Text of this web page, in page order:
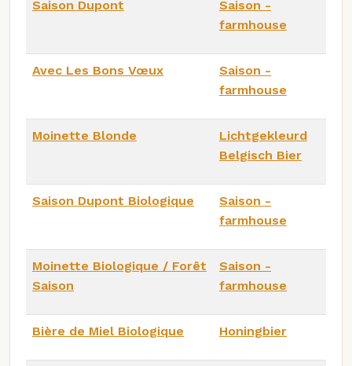
Saison Dupont
Saison -
farmhouse
Avec Les Bons Vœux
Saison -
farmhouse
Moinette Blonde
Lichtgekleurd
Belgisch Bier
Saison Dupont Biologique
Saison -
farmhouse
Moinette Biologique / Forêt
Saison
Saison -
farmhouse
Bière de Miel Biologique Honingbier